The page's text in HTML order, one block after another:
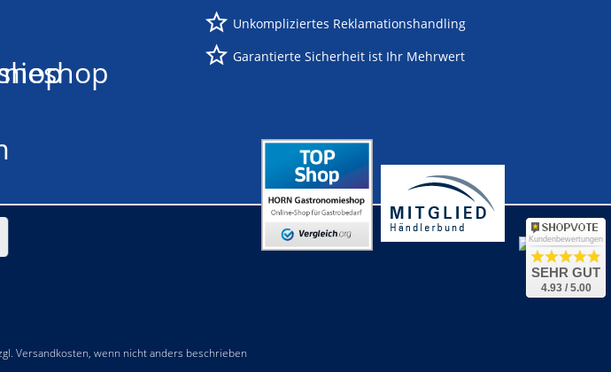
Unkompliziertes Reklamationshandling
Garantierte Sicherheit ist Ihr Mehrwert
Versandkosten, wenn nicht anders beschrieben
Kundenbewertungen
SEHR GUT
4.93 / 5.00